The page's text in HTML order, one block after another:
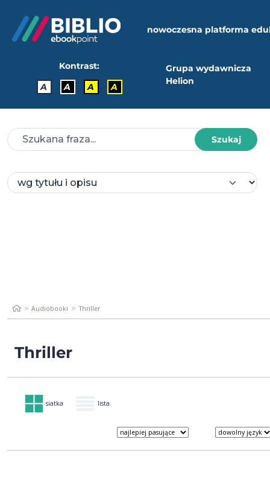
nowoczesna platforma
Kontrast:
A
A A A
Grupa wydawnicza
Helion
Szukaj
Audiobooki Thriller
Thriller
siatka lista